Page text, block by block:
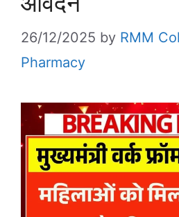
26/12/2025 by RMM
Pharmacy